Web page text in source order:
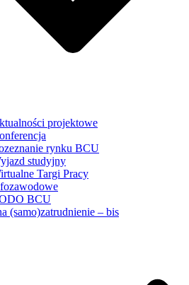
projektowe
rynku BCU
studyjny
Targi Pracy
BCU
(samo)zatrudnienie – bis